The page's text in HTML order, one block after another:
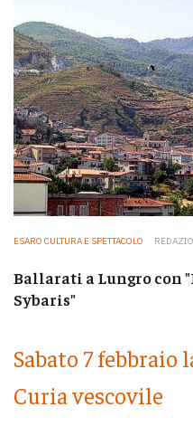
ESARO CULTURA E SPETTACOLO
Ballarati a Lungro con
Sybaris"
Sabato 7 febbraio
Curia vescovile